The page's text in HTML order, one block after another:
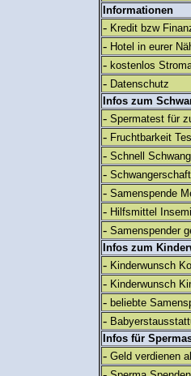
Informationen
- Kredit bzw
- Hotel in eurer
- kostenlos
- Datenschutz
Infos zum
- Spermatest für
- Fruchtbarkeit
- Schnell
-
- Samenspende
- Hilfsmittel
- Samenspender
Infos zum
- Kinderwunsch
- Kinderwunsch
- beliebte
-
Infos für
- Geld verdienen